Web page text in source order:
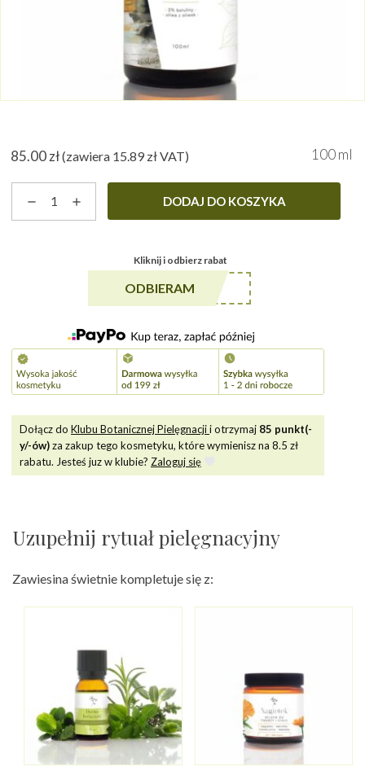
85.00zł(zawiera 15.89 złVAT) 100 ml
Zawiesina
DODAJ DO KOSZYKA
Kliknij i odbierz rabat
ODBIERAM
******A5
Dołącz do Klubu Botanicznej Pielęgnacjii otrzymaj 85 punkt(-
y/-ów)za zakup tego kosmetyku, które wymienisz na 8.5 zł
rabatu. Jesteś juz w klubie? Zaloguj się
Uzupełnij rytuał pielęgnacyjny
Zawiesina świetnie kompletuje się z: